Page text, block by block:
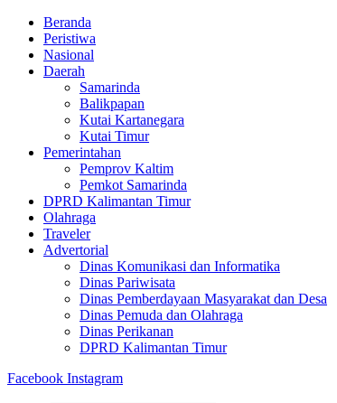
Beranda
Peristiwa
Nasional
Daerah
Samarinda
Balikpapan
Kutai Kartanegara
Kutai Timur
Pemerintahan
Pemprov Kaltim
Pemkot Samarinda
DPRD Kalimantan Timur
Olahraga
Traveler
Advertorial
Dinas Komunikasi dan Informatika
Dinas Pariwisata
Dinas Pemberdayaan Masyarakat dan Desa
Dinas Pemuda dan Olahraga
Dinas Perikanan
DPRD Kalimantan Timur
Facebook Instagram